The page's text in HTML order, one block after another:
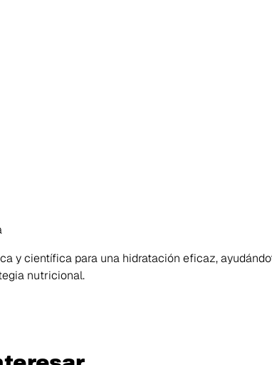
y científica para una hidratación eficaz,
nutricional.